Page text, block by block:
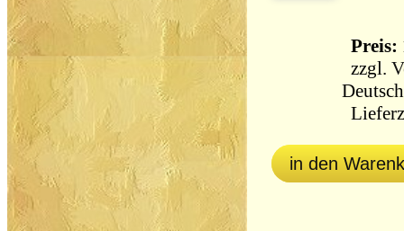
Preis:
zzgl.
in den